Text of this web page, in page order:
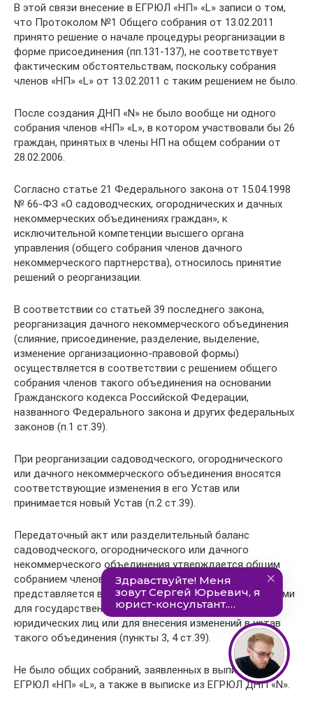
В этой связи внесение в ЕГРЮЛ «НП» «L» записи о том,
что Протоколом №1 Общего собрания от 13.02.2011
принято решение о начале процедуры реорганизации в
форме присоединения (пп.131-137), не соответствует
фактическим обстоятельствам, поскольку собрания
членов «НП» «L» от 13.02.2011 с таким решением не было.
После создания ДНП «N» не было вообще ни одного
собрания членов «НП» «L», в котором участвовали бы 26
граждан, принятых в члены НП на общем собрании от
28.02.2006.
Согласно статье 21 Федерального закона от 15.04.1998
№ 66-ФЗ «О садоводческих, огороднических и дачных
некоммерческих объединениях граждан», к
исключительной компетенции высшего органа
управления (общего собрания членов дачного
некоммерческого партнерства), относилось принятие
решений о реорганизации.
В соответствии со статьей 39 последнего закона,
реорганизация дачного некоммерческого объединения
(слияние, присоединение, разделение, выделение,
изменение организационно-правовой формы)
осуществляется в соответствии с решением общего
собрания членов такого объединения на основании
Гражданского кодекса Российской Федерации,
названного Федерального закона и других федеральных
законов (п.1 ст.39).
При реорганизации садоводческого, огороднического
или дачного некоммерческого объединения вносятся
соответствующие изменения в его Устав или
принимается новый Устав (п.2 ст.39).
Передаточный акт или разделительный баланс
садоводческого, огороднического или дачного
некоммерческого объединения утверждается общим
собранием членов такого объединения и
представляется вместе с учредительными документами
для государственной регистрации вновь возникших
юридических лиц или для внесения изменений в устав
такого объединения (пункты 3, 4 ст.39).
Не было общих собраний, заявленных в выписке из
ЕГРЮЛ «НП» «L», а также в выписке из ЕГРЮЛ ДНП «N».